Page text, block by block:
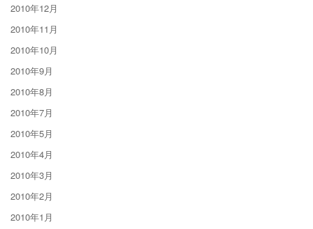
2010年12月
2010年11月
2010年10月
2010年9月
2010年8月
2010年7月
2010年5月
2010年4月
2010年3月
2010年2月
2010年1月